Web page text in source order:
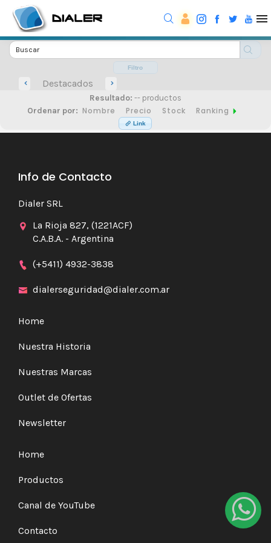
Filtro
Destacados
Resultado: -- productos
Ordenar por: Nombre Precio Stock Ranking
Link
Info de Contacto
Dialer SRL
La Rioja 827, (1221ACF)
C.A.B.A. - Argentina
(+5411) 4932-3838
dialerseguridad@dialer.com.ar
Home
Nuestra Historia
Nuestras Marcas
Outlet de Ofertas
Newsletter
Home
Productos
Canal de YouTube
Contacto